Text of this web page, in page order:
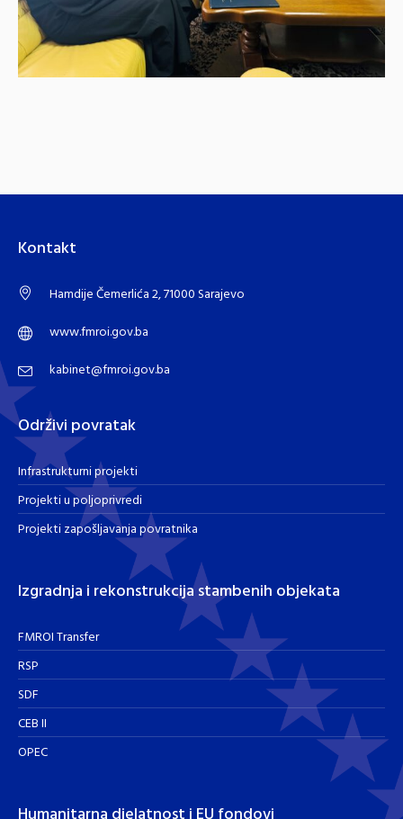
Kontakt
Hamdije Čemerlića 2, 71000 Sarajevo
www.fmroi.gov.ba
kabinet@fmroi.gov.ba
Održivi povratak
Infrastrukturni projekti
Projekti u poljoprivredi
Projekti zapošljavanja povratnika
Izgradnja i rekonstrukcija stambenih objekata
FMROI Transfer
RSP
SDF
CEB II
OPEC